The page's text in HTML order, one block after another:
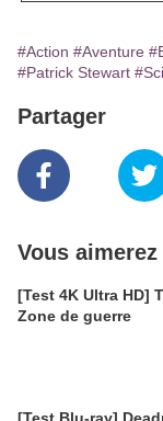
#Action #Aventure
#Patrick Stewart
Partager
Vous
[Test 4K Ultra HD]
Zone de guerre